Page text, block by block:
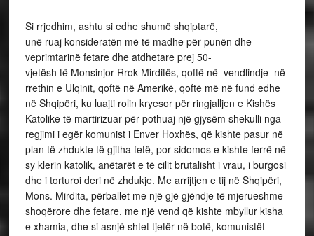
Si rrjedhim, ashtu si edhe shumë shqiptarë,
unë ruaj konsideratën më të madhe për punën dhe
veprimtarinë fetare dhe atdhetare prej 50-
vjetësh të Monsinjor Rrok Mirditës, qoftë në vendlindje në
rrethin e Ulqinit, qoftë në Amerikë, qoftë më në fund edhe
në Shqipëri, ku luajti rolin kryesor për ringjalljen e Kishës
Katolike të martirizuar për pothuaj një gjysëm shekulli nga
regjimi i egër komunist i Enver Hoxhës, që kishte pasur në
plan të zhdukte të gjitha fetë, por sidomos e kishte ferrë në
sy klerin katolik, anëtarët e të cilit brutalisht i vrau, i burgosi
dhe i torturoi deri në zhdukje. Me arrijtjen e tij në Shqipëri,
Mons. Mirdita, përballet me një gjë gjëndje të mjerueshme
shoqërore dhe fetare, me një vend që kishte mbyllur kisha
e xhamia, dhe si asnjë shtet tjetër në botë, komunistët